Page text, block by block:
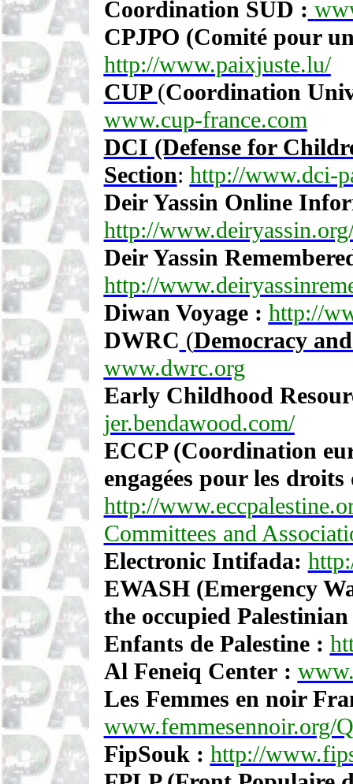
Coordination SUD :
CPJPO (Comité pour
http://www.paixjuste.lu/
CUP (Coordination
www.cup-france.com
DCI (Defense for
Section: http://www.dci-
Deir Yassin Online
http://
Deir Yassin
http://
Diwan Voyage : http://
DWRC (Democracy
www.dwrc.org
Early Childhood
jer.bendawood.com/
ECCP (Coordination
engagées pour les
http://
Committees and
Electronic Intifada:
EWASH (Emergency
the occupied
Enfants de Palestine :
Al Feneiq Center :
Les Femmes en noir
www.femmesennoir.org/
FipSouk : http://